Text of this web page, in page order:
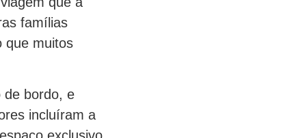
famílias
que muitos
de bordo, e
incluíram a